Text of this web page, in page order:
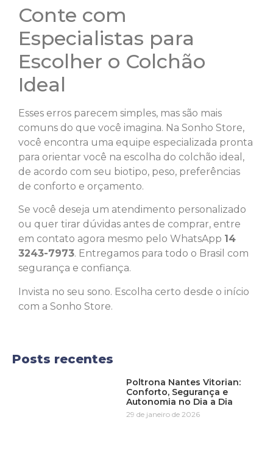
Conte com
Especialistas para
Escolher o Colchão
Ideal
Esses erros parecem simples, mas são mais
comuns do que você imagina. Na Sonho Store,
você encontra uma equipe especializada pronta
para orientar você na escolha do colchão ideal,
de acordo com seu biotipo, peso, preferências
de conforto e orçamento.
Se você deseja um atendimento personalizado
ou quer tirar dúvidas antes de comprar, entre
em contato agora mesmo pelo WhatsApp 14
3243-7973. Entregamos para todo o Brasil com
segurança e confiança.
Invista no seu sono. Escolha certo desde o início
com a Sonho Store.
Posts recentes
Poltrona Nantes Vitorian:
Conforto, Segurança e
Autonomia no Dia a Dia
29 de janeiro de 2026